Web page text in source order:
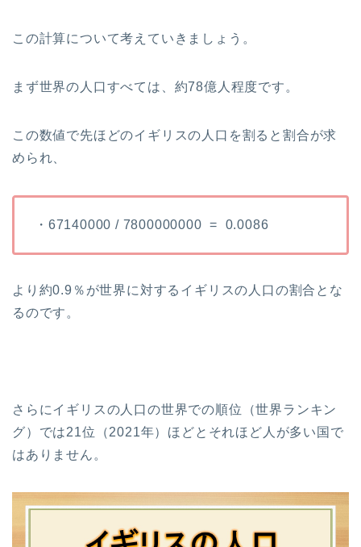
この計算について考えていきましょう。
まず世界の人口すべては、約78億人程度です。
この数値で先ほどのイギリスの人口を割ると割合が求
められ、
・67140000 / 7800000000 = 0.0086
より約0.9％が世界に対するイギリスの人口の割合とな
るのです。
さらにイギリスの人口の世界での順位（世界ランキン
グ）では21位（2021年）ほどとそれほど人が多い国で
はありません。